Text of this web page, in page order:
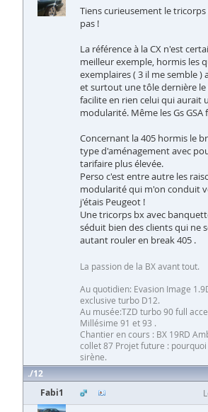
Tiens curieusement le tricorps
pas !
La référence à la CX n'est
meilleur exemple, hormis les
exemplaires ( 3 il me semble )
et surtout une tôle dernière le
facilite en rien celui qui aurait
modularité. Même les Gs GSA
Concernant la 405 hormis le
type d'aménagement avec
tarifaire plus élevée.
Perso c'est entre autre les
modularité qui m'on conduit
j'étais Peugeot !
Une tricorps bx avec
séduit bien des clients qui ne
autant rouler en break 405 .
La passion de la BX avant tout.
Au quotidien: Evasion Image
exclusive turbo D12.
Au musée:TZD turbo 90 full
Millésime 91 et 93 .
Chantier en cours : BX 19RD
collet 87 Projet future :
sirène.
12
Fabi1